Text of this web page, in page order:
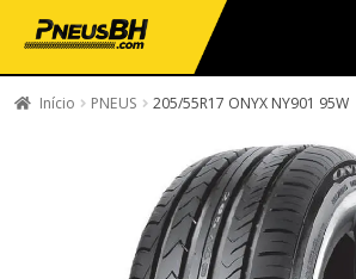
PNEUS EM OFERTA SERVIÇOS AUTOMOTIVOS
Início PNEUS 205/55R17 ONYX NY901 95W